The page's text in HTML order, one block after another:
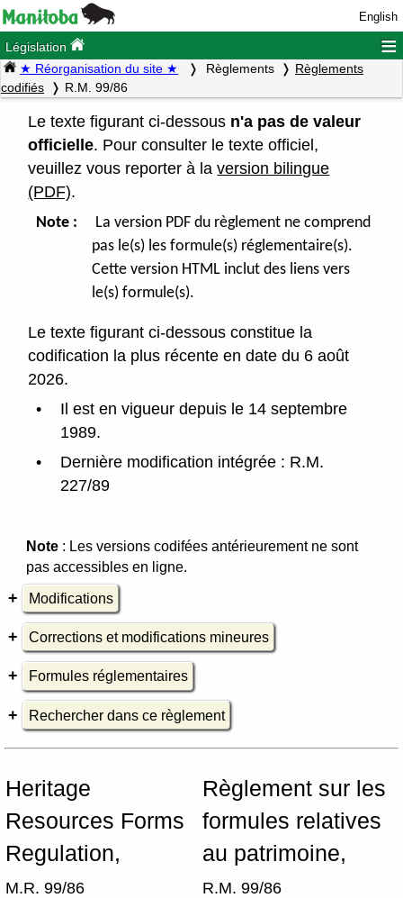
English
Législation ≡
★ Réorganisation du site ★ Règlements
Règlements
codifiés
R.M. 99/86
Le texte figurant ci-dessous n'a pas de valeur
officielle. Pour consulter le texte officiel,
veuillez vous reporter à laversion bilingue
(PDF).
Note : La version PDF du règlement ne comprend
pas le(s) les formule(s) réglementaire(s).
Cette version HTML inclut des liens vers
le(s) formule(s).
Le texte figurant ci-dessous constitue la
codification la plus récente en date du 6 août
2026.
Il est en vigueur depuis le 14 septembre
1989.
Dernière modification intégrée : R.M.
227/89
Note: Les versions codifées antérieurement ne sont
pas accessibles en ligne.
Modifications
Corrections et modifications mineures
Formules réglementaires
Rechercher dans ce règlement
Heritage
Resources Forms
Regulation,
M.R. 99/86
Règlement sur les
formules relatives
au patrimoine,
R.M. 99/86